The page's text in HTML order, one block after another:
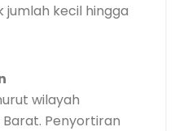
jumlah kecil hingga
wilayah
Penyortiran